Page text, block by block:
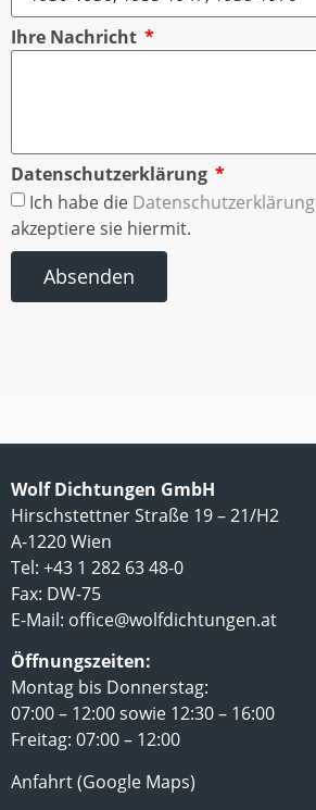
Ihre Nachricht
Datenschutzerklärung
Ich habe die Datenschutzerklärung
akzeptiere sie hiermit.
Absenden
Wolf Dichtungen GmbH
Hirschstettner Straße 19 – 21/H2
A-1220 Wien
Tel: +43 1 282 63 48-0
Fax: DW-75
E-Mail: office@wolfdichtungen.at
Öffnungszeiten:
Montag bis Donnerstag:
07:00 – 12:00 sowie 12:30 – 16:00
Freitag: 07:00 – 12:00
Anfahrt (Google Maps)